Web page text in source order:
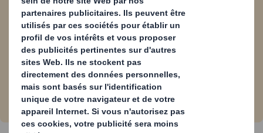
Télécharger notre livre blanc
Pourquoi et comment le marché des fruits et
légumes évolue-t-il ?
Quelle est l'évolution du marché ?
Quel est l'impact des changements sur les
producteurs de fruits et légumes ?
Comment DS Smith peut vous aider vous et votre
entreprise ?